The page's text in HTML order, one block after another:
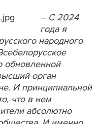
– С 2024
года я
народного
обновленной
орган
И принципиальной
что в нем
абсолютно